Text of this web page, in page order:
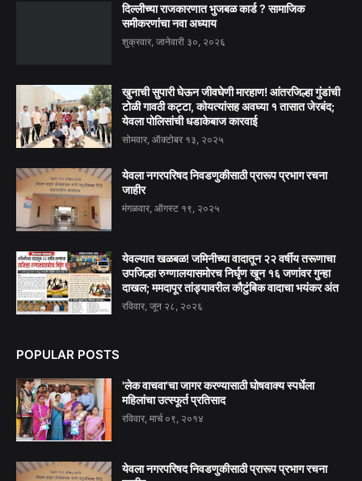
दिल्लीच्या राजकारणात भुजबळ कार्ड ? सामाजिक
समीकरणांचा नवा अध्याय
शुक्रवार, जानेवारी ३०, २०२६
खुनाची सुपारी घेऊन जीवघेणी मारहाण! आंतरजिल्हा गुंडांची
टोळी गावठी कट्टा, कोयत्यांसह अवघ्या १ तासात जेरबंद;
येवला पोलिसांची धडाकेबाज कारवाई
सोमवार, ऑक्टोबर १३, २०२५
येवला नगरपरिषद निवडणुकीसाठी प्रारूप प्रभाग रचना
जाहीर
मंगळवार, ऑगस्ट १९, २०२५
येवल्यात खळबळ! जमिनीच्या वादातून २२ वर्षीय तरूणाचा
उपजिल्हा रुग्णालयासमोरच निर्घृण खून १६ जणांवर गुन्हा
दाखल; ममदापूर तांड्यावरील कौटुंबिक वादाचा भयंकर अंत
रविवार, जून २८, २०२६
POPULAR POSTS
'लेक वाचवा'चा जागर करण्यासाठी घोषवाक्य स्पर्धेला
महिलांचा उत्स्फूर्त प्रतिसाद
रविवार, मार्च ०९, २०१४
येवला नगरपरिषद निवडणुकीसाठी प्रारूप प्रभाग रचना